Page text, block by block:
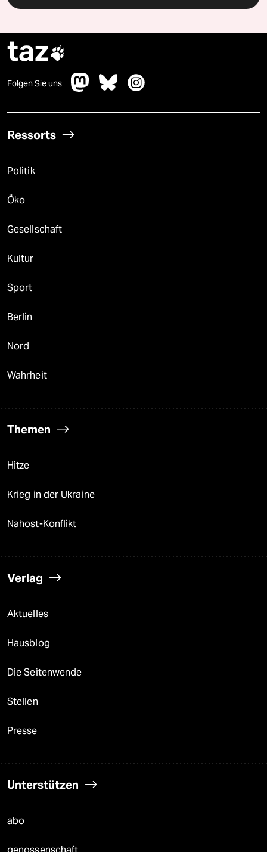
taz
Folgen Sie uns
Ressorts
Politik
Öko
Gesellschaft
Kultur
Sport
Berlin
Nord
Wahrheit
Themen
Hitze
Krieg in der Ukraine
Nahost-Konflikt
Verlag
Aktuelles
Hausblog
Die Seitenwende
Stellen
Presse
Unterstützen
abo